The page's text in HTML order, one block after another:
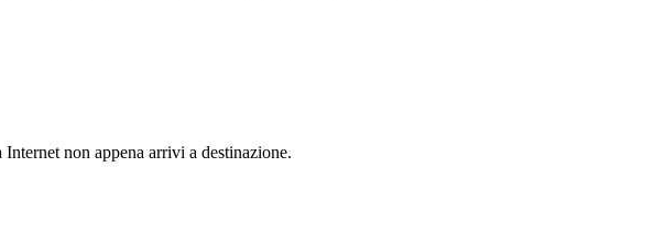
non appena arrivi a destinazione.